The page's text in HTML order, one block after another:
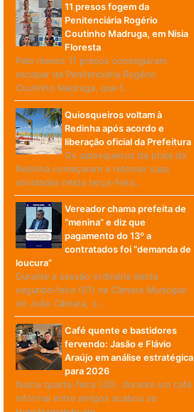
11 presos fogem da
Penitenciária Rogério
Coutinho Madruga, em Nísia
Floresta
Pelo menos 11 presos conseguiram
escapar da Penitenciária Rogério
Coutinho Madruga, que f…
Quiosqueiros voltam à
Redinha após acordo e
liberação oficial da Prefeitura
Os quiosqueiros da praia da
Redinha começaram a retomar suas
atividades nesta terça-feira…
Vereador chama prefeita de
“menina” e diz que
pagamento do 13º a
contratados foi “demanda de
loucura”
Durante a sessão ordinária desta
segunda-feira (01) na Câmara Municipal
de João Câmara, o…
Café quente e bastidores
fervendo: Jasão e Flávio
Araújo em análise estratégica
para 2026
Nesta quarta-feira (30), durante um café
informal entre amigos acabou se